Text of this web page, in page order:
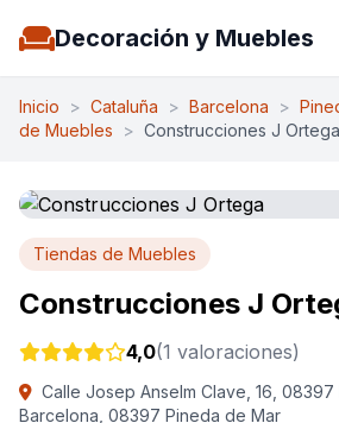
Decoración y Muebles
Inicio > Cataluña > Barcelona >
de Muebles
> Construcciones J Ortega
Tiendas de Muebles
Construcciones J
4,0(1 valoraciones)
Calle Josep Anselm Clave, 16, 08397
Barcelona, 08397 Pineda de Mar